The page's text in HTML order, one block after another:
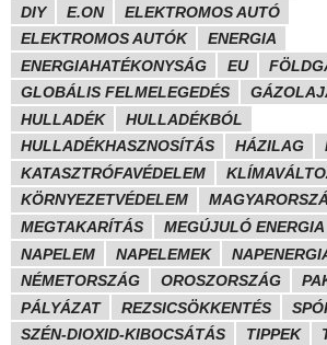
DIY
E.ON
ELEKTROMOS AUTÓ
ELEKTROMOS AUTÓK
ENERGIA
ENERGIAHATÉKONYSÁG
EU
GLOBÁLIS FELMELEGEDÉS
HULLADÉK
HULLADÉKBÓL
HULLADÉKHASZNOSÍTÁS
HÁZILAG
KATASZTRÓFAVÉDELEM
KÖRNYEZETVÉDELEM
MEGTAKARÍTÁS
MEGÚJULÓ ENERGIA
NAPELEM
NAPELEMEK
NÉMETORSZÁG
OROSZORSZÁG
PÁLYÁZAT
REZSICSÖKKENTÉS
SZÉN-DIOXID-KIBOCSÁTÁS
TIPPEK